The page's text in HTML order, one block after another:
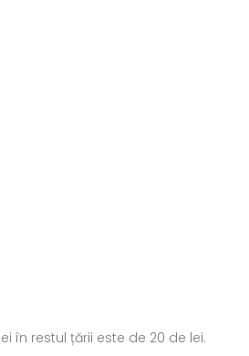
în restul țării este de 20 de lei.